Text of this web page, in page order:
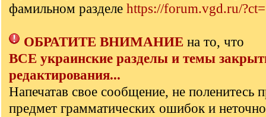
фамильном разделе https://forum.vgd.ru/
ОБРАТИТЕ ВНИМАНИЕ на то, что
ВСЕ украинские разделы и темы
редактирования...
Напечатав свое сообщение, не поленитесь
предмет грамматических ошибок и